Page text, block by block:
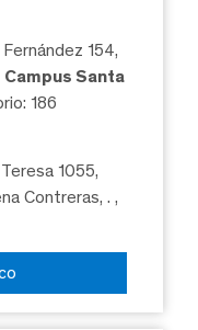
154,
Campus Santa
186
1055,
Contreras, .,